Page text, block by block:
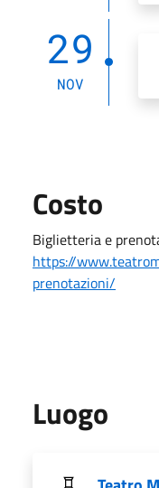
29
NOV
Costo
Biglietteria e
https://
prenotazioni/
Luogo